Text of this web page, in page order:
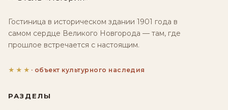
Гостиница в историческом здании 1901 года в
самом сердце Великого Новгорода — там, где
прошлое встречается с настоящим.
★★★ · объект культурного наследия
РАЗДЕЛЫ